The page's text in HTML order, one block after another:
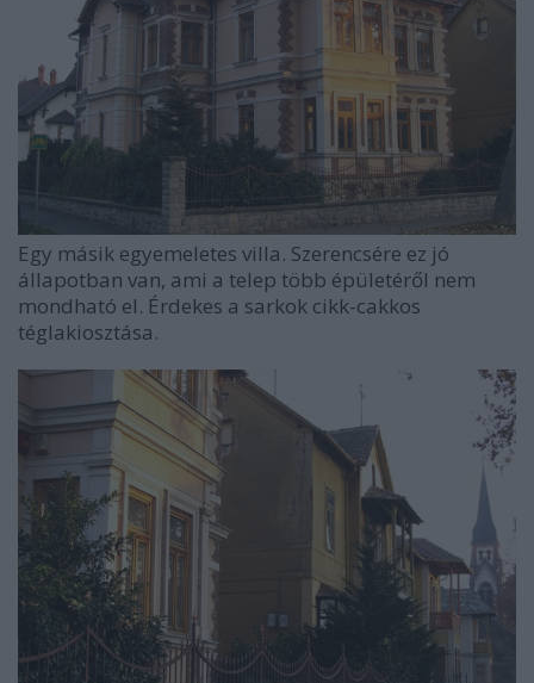
Egy másik egyemeletes villa. Szerencsére ez jó
állapotban van, ami a telep több épületéről nem
mondható el. Érdekes a sarkok cikk-cakkos
téglakiosztása.